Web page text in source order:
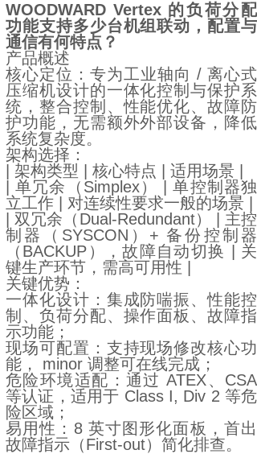
WOODWARD Vertex 的负荷分配
功能支持多少台机组联动，配置与
通信有何特点？
产品概述
核心定位：专为工业轴向 / 离心式
压缩机设计的一体化控制与保护系
统，整合控制、性能优化、故障防
护功能，无需额外外部设备，降低
系统复杂度。
架构选择：
| 架构类型 | 核心特点 | 适用场景 |
| 单冗余（Simplex） | 单控制器独
立工作 | 对连续性要求一般的场景 |
| 双冗余（Dual-Redundant） | 主控
制器（SYSCON）+ 备份控制器
（BACKUP），故障自动切换 | 关
键生产环节，需高可用性 |
关键优势：
一体化设计：集成防喘振、性能控
制、负荷分配、操作面板、故障指
示功能；
现场可配置：支持现场修改核心功
能， minor 调整可在线完成；
危险环境适配：通过 ATEX、CSA
等认证，适用于 Class I, Div 2 等危
险区域；
易用性：8 英寸图形化面板，首出
故障指示（First-out）简化排查。